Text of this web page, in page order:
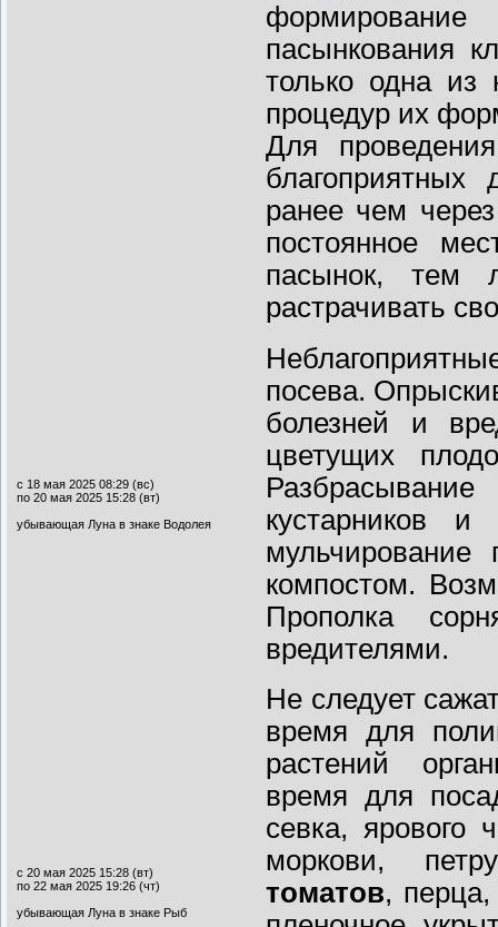
пасынкования
только одна из
процедур их
Для
ранее чем
постоянное
пасынок, тем
растрачивать
с 18 мая 2025 08:29 (вс)
по 20 мая 2025 15:28 (вт)
убывающая Луна в знаке Водолея
посева.
болезней и
цветущих
кустарников и
компостом.
Прополка
вредителями.
с 20 мая 2025 15:28 (вт)
по 22 мая 2025 19:26 (чт)
убывающая Луна в знаке Рыб
Не следует
время для
растений
время для
севка, ярового
моркови,
томатов,